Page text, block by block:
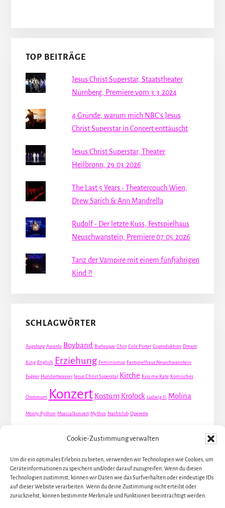
Cookie-Zustimmung verwalten
Um dir ein optimales Erlebnis zu bieten, verwenden wir Technologien wie Cookies, um
Geräteinformationen zu speichern und/oder darauf zuzugreifen. Wenn du diesen
Technologien zustimmst, können wir Daten wie das Surfverhalten oder eindeutige IDs
auf dieser Website verarbeiten. Wenn du deine Zustimmung nicht erteilst oder
zurückziehst, können bestimmte Merkmale und Funktionen beeinträchtigt werden.
TOP BEITRÄGE
Jesus Christ Superstar, Staatstheater
Nürnberg, Premiere vom 3.3.2024
4 Gründe, warum mich NBC's Jesus
Christ Superstar in Concert enttäuscht
Jesus Christ Superstar, Theater
Heilbronn, 29.03.2026
The Last 5 Years - Theatercouch Wien,
Drew Sarich & Ann Mandrella
Rudolf - Der letzte Kuss, Festspielhaus
Neuschwanstein, Premiere 07.05.2026
Tanz der Vampire mit einem fünfjährigen
Kind ?!
SCHLAGWÖRTER
Augsburg Awards Boyband Burlesque Chor Cole Porter Coproduktion Dream
King English Erziehung Feminismus Festspielhaus Neuschwanstein
Fugger Hundertwasser Jesus Christ Superstar Kirche Kiss me Kate Komisches
Oratorium Konzert Kostüm Krolock Ludwig II. Molina
Monty Python Musicalkonzert Mythos Nachtclub Operette
Dirie WeltpremiereÖsterreich Übersetzung